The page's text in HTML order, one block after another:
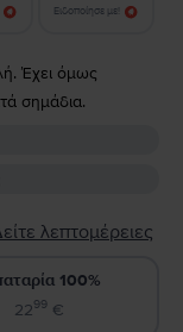
Ειδοποίησε με!
Έχει όμως
σημάδια.
λεπτομέρειες
100%
2299 €